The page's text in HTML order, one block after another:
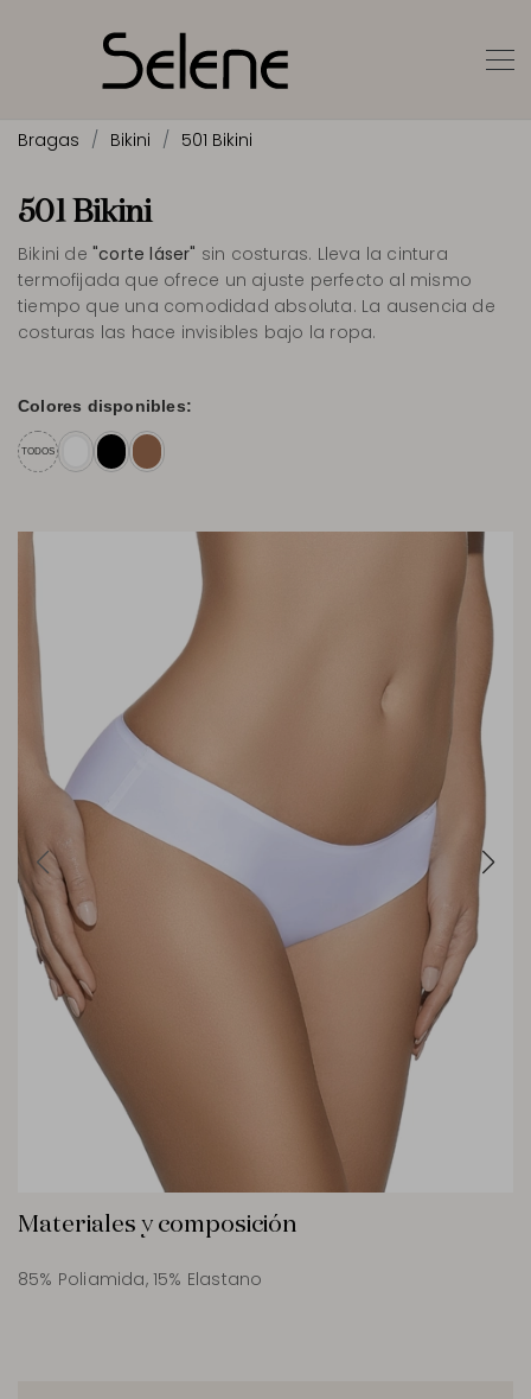
Bragas Bikini 501 Bikini
501 Bikini
Bikini de "corte láser" sin costuras. Lleva la cintura
termofijada que ofrece un ajuste perfecto al mismo
tiempo que una comodidad absoluta. La ausencia de
costuras las hace invisibles bajo la ropa.
Colores disponibles:
TODOS
Materiales y composición
85% Poliamida, 15% Elastano